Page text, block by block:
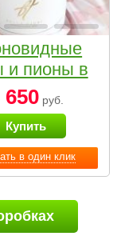
в один клик
и пионы в
коробке
Small
650руб.
Купить